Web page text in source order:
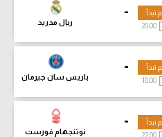
-
ريال مدريد
تبدأ
-
باريس سان جيرمان
تبدأ
18:00
-
نوتنجهام فورست
تبدأ